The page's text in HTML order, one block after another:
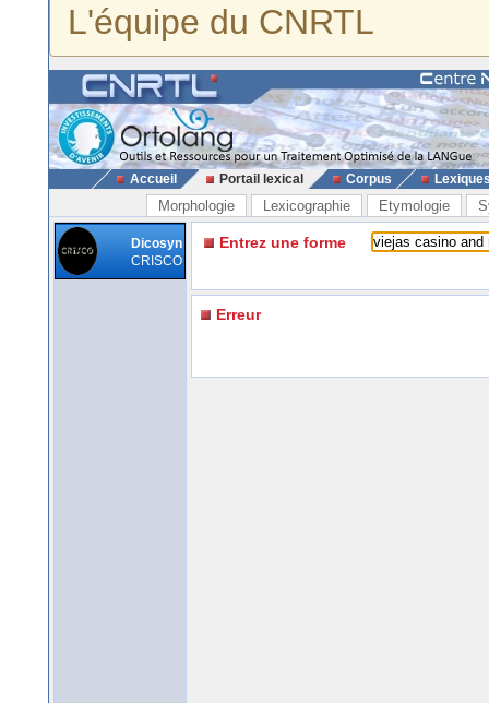
L'équipe du CNRTL
Accueil Portail lexical Corpus
Morphologie Lexicographie Etymologie
Dicosyn
CRISCO
Entrez une forme
Erreur